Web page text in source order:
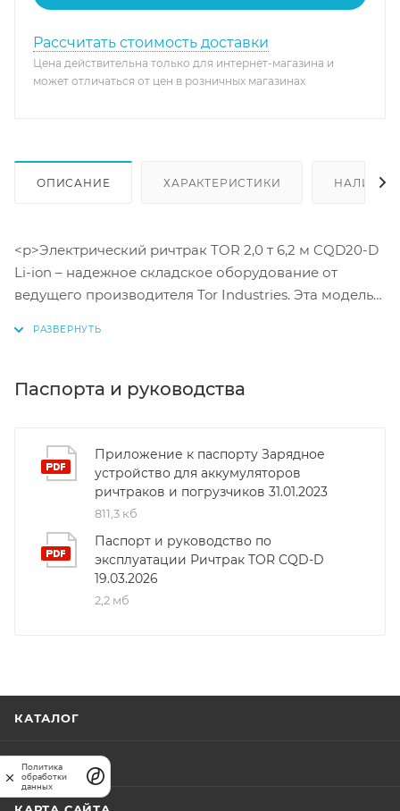
Рассчитать стоимость доставки
Цена действительна только для интернет-магазина и
может отличаться от цен в розничных магазинах
ОПИСАНИЕ ХАРАКТЕРИСТИКИ
<p>Электрический ричтрак TOR 2,0 т 6,2 м CQD20-D
Li-ion – надежное складское оборудование от
ведущего производителя Tor Industries. Эта модель
аккумуляторная батарея и прочная конструкция
мачты позволяет эффективно работать в
ограниченном пространстве. Ричтрак соответствует
международным стандартам качества и
безопасности, что гарантирует надежную и
безаварийную эксплуатацию.</p>
Паспорта и руководства
Приложение к паспорту Зарядное
устройство для аккумуляторов
ричтраков и погрузчиков 31.01.2023
811,3 кб
Паспорт и руководство по
эксплуатации Ричтрак TOR CQD-D
19.03.2026
2,2 мб
КАТАЛОГ
АКЦИИ
Политика
обработки
данных